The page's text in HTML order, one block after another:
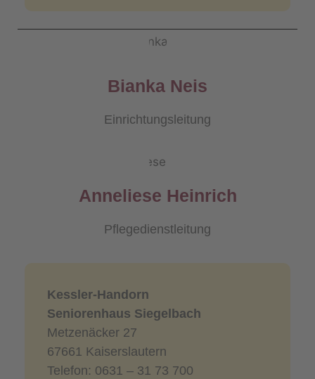
Bianka Neis
Einrichtungsleitung
Anneliese Heinrich
Pflegedienstleitung
Kessler-Handorn
Seniorenhaus Siegelbach
Metzenäcker 27
67661 Kaiserslautern
Telefon: 0631 – 31 73 700